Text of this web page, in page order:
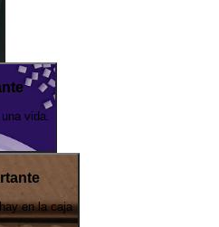
vida.
en la caja